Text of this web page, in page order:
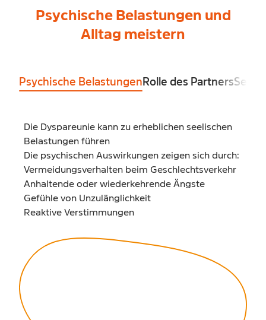
Psychische Belastungen und
Alltag meistern
Psychische Belastungen Rolle des Partners
Die Dyspareunie kann zu erheblichen seelischen
Belastungen führen
Die psychischen Auswirkungen zeigen sich durch:
Vermeidungsverhalten beim Geschlechtsverkehr
Anhaltende oder wiederkehrende Ängste
Gefühle von Unzulänglichkeit
Reaktive Verstimmungen